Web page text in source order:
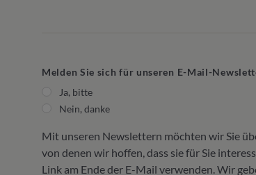
Melden Sie sich für unseren E-Mail-
Ja, bitte
Nein, danke
Mit unseren Newslettern möchten wir Sie
von denen wir hoffen, dass sie für Sie
Link am Ende der E-Mail verwenden. Wir